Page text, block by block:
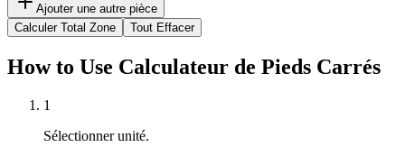
Ajouter une autre pièce
Calculer Total Zone
Tout Effacer
How to Use Calculateur de Pieds Carrés
1
Sélectionner unité.